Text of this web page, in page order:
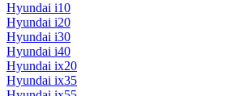
Hyundai i10
Hyundai i20
Hyundai i30
Hyundai i40
Hyundai ix20
Hyundai ix35